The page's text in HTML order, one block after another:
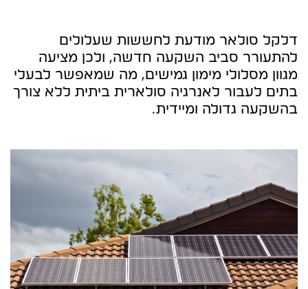
דלקל סולאר מודעת לחששות שעלולים
להתעורר סביב השקעה חדשה, ולכן מציעה
מגוון מסלולי מימון גמישים, מה שמאפשר לבעלי
בתים לעבור לאנרגיה סולארית ביתית ללא צורך
בהשקעה גדולה ומיידית.